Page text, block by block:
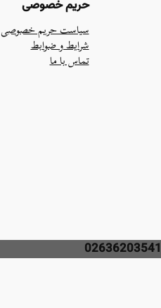
حریم خصوصی
سیاست حریم خصوصی
شرایط و ضوابط
تماس با ما